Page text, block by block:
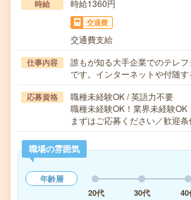
時給 時給1360円
交通費
交通費支給
仕事内容
誰もが知る大手企業でのテレ
です。インターネットや付随
応募資格
職種未経験OK / 英語力不要
職種未経験OK！業界未経験OK
まずはご応募ください／歓迎
職場の雰囲気
年齢層
20代
30代 40